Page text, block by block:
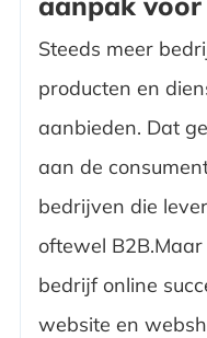
Steeds meer
producten en
aanbieden. Dat
aan de
bedrijven die
oftewel
bedrijf online
website en